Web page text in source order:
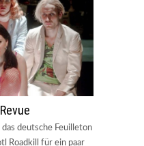
deutsche Feuilleton
Roadkill für ein paar